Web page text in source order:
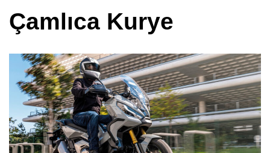
Çamlıca Kurye